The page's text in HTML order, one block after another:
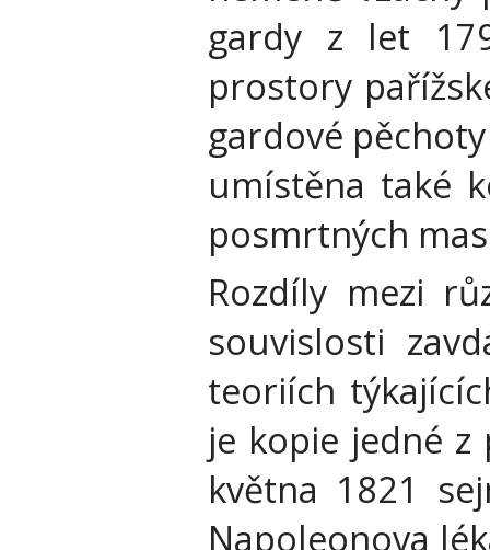
gardy z let
prostory
gardové
umístěna také
posmrtných
Rozdíly mezi
souvislosti
teoriích
je kopie jedné
května 1821
Napoleonova